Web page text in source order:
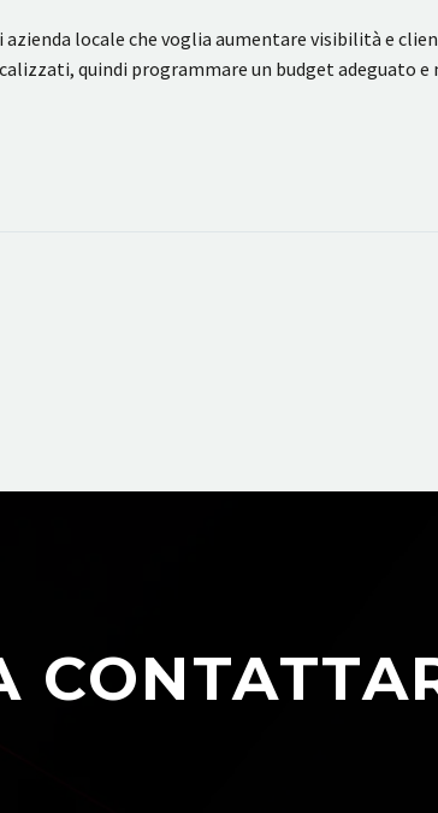
locale che voglia aumentare visibilità e
quindi programmare un budget adeguato